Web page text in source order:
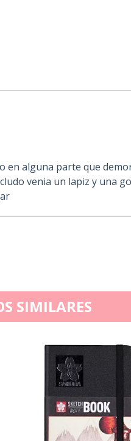
alguna parte que
venia un lapiz y una
SIMILARES